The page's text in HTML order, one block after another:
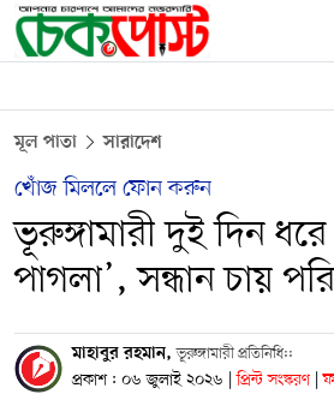
মূল পাতা সারাদেশ
খোঁজ মিললে ফোন করুন
ভূরুঙ্গামারী দুই দিন
পাগলা’, সন্ধান চায়
মাহাবুর রহমান,ভূরুঙ্গামারী প্রতিনিধি::
প্রকাশ : ০৬ জুলাই ২০২৬ | প্রিন্ট সংস্করণ |